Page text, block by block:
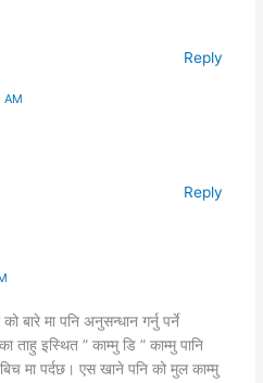
Reply
AM
Reply
बारे मा पनि अनुसन्धान गर्नु पर्ने
ताहु इस्थित ” काम्मु डि ” काम्मु पानि
मा पर्दछ। एस खाने पनि को मुल काम्मु